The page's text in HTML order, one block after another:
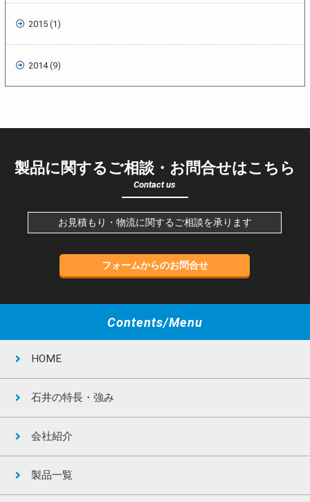
2015 (1)
2014 (9)
製品に関するご相談・お問合せはこちら
Contact us
お見積もり・物流に関するご相談を承ります
フォームからのお問合せ
Contents/Menu
HOME
石井の特長・強み
会社紹介
製品一覧